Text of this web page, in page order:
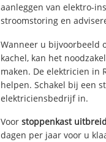
aanleggen van elektro-
stroomstoring en
Wanneer u bijvoorbeeld
kachel, kan het
maken. De elektricien in
helpen. Schakel bij een
elektriciensbedrijf in.
Voorstoppenkast
dagen per jaar voor u